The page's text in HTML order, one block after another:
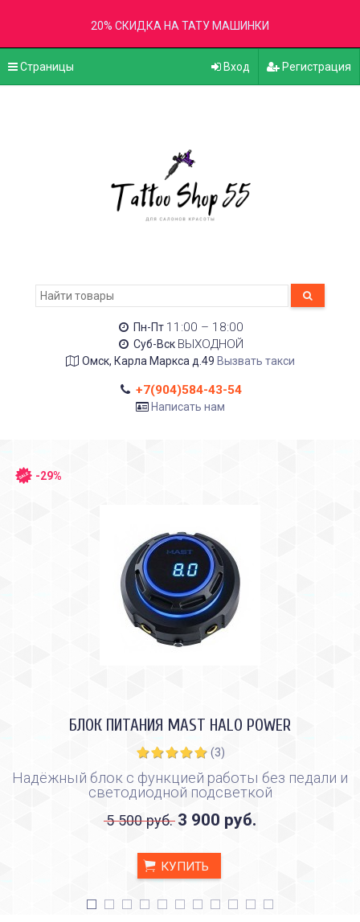
20% СКИДКА НА ТАТУ МАШИНКИ
Страницы Вход Регистрация
Пн-Пт 11:00 – 18:00
Суб-Вск ВЫХОДНОЙ
Омск, Карла Маркса д.49 Вызвать такси
+7(904)584-43-54
Написать нам
-29%
БЛОК ПИТАНИЯ MAST HALO POWER
(3)
Надёжный блок с функцией работы без педали и
светодиодной подсветкой
5 500 руб. 3 900 руб.
КУПИТЬ